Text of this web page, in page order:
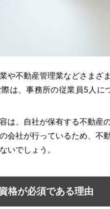
や不動産管理業などさまざ
は、事務所の従業員5人に
は、自社が保有する不動産
会社が行っているため、不
いでしょう。
格が必須である理由